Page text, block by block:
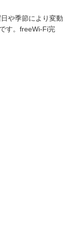
や季節により変動
す。freeWi-Fi完